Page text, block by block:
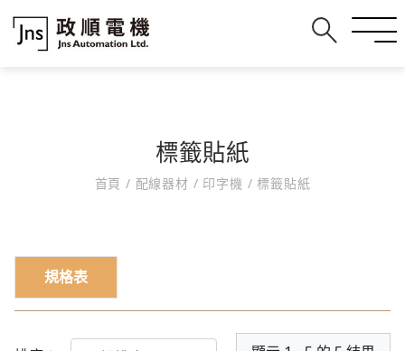
標籤貼紙
首頁/ 配線器材 / 印字機 / 標籤貼紙
規格表